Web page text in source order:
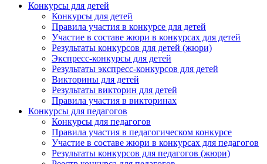
Конкурсы для детей
Конкурсы для детей
Правила участия в конкурсе для детей
Участие в составе жюри в конкурсах для детей
Результаты конкурсов для детей (жюри)
Экспресс-конкурсы для детей
Результаты экспресс-конкурсов для детей
Викторины для детей
Результаты викторин для детей
Правила участия в викторинах
Конкурсы для педагогов
Конкурсы для педагогов
Правила участия в педагогическом конкурсе
Участие в составе жюри в конкурсах для педагогов
Результаты конкурсов для педагогов (жюри)